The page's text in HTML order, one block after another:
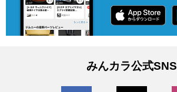
みんカラ公式SNS